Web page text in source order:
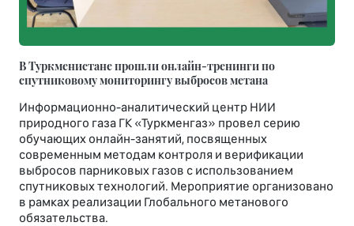
В Туркменистане прошли онлайн-тренинги по
спутниковому мониторингу выбросов метана
Информационно-аналитический центр НИИ
природного газа ГК «Туркменгаз» провел серию
обучающих онлайн-занятий, посвященных
современным методам контроля и верификации
выбросов парниковых газов с использованием
спутниковых технологий. Мероприятие организовано
в рамках реализации Глобального метанового
обязательства.